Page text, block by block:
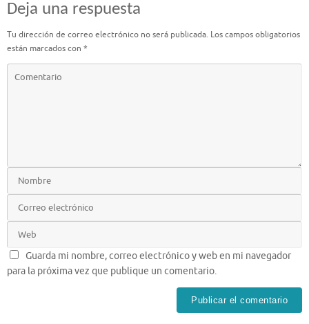
Deja una respuesta
Tu dirección de correo electrónico no será publicada. Los campos obligatorios
están marcados con *
Guarda mi nombre, correo electrónico y web en mi navegador
para la próxima vez que publique un comentario.